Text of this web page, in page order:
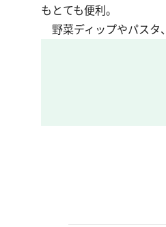
もとても便利。
野菜ディップやパスタ